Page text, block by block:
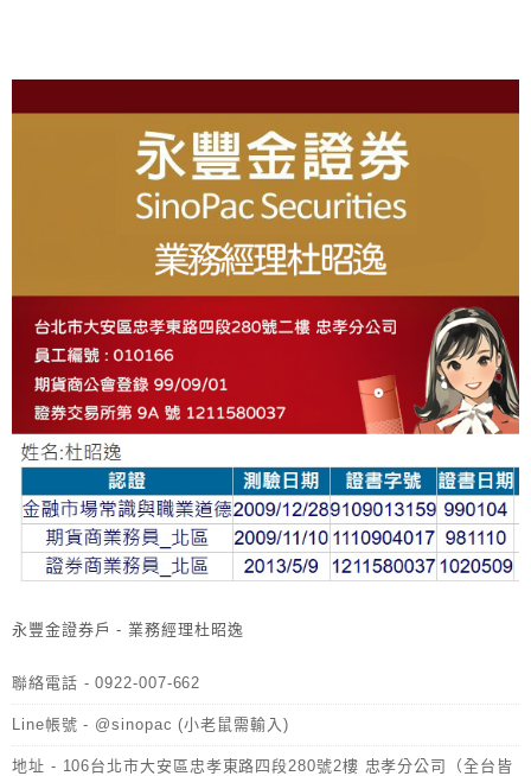
永豐金證券戶 - 業務經理杜昭逸
聯絡電話 - 0922-007-662
Line帳號 - @sinopac (小老鼠需輸入)
地址 - 106台北市大安區忠孝東路四段280號2樓 忠孝分公司（全台皆